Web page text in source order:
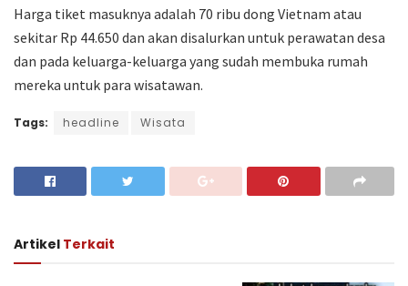
Harga tiket masuknya adalah 70 ribu dong Vietnam atau
sekitar Rp 44.650 dan akan disalurkan untuk perawatan desa
dan pada keluarga-keluarga yang sudah membuka rumah
mereka untuk para wisatawan.
Tags: headline Wisata
Artikel Terkait